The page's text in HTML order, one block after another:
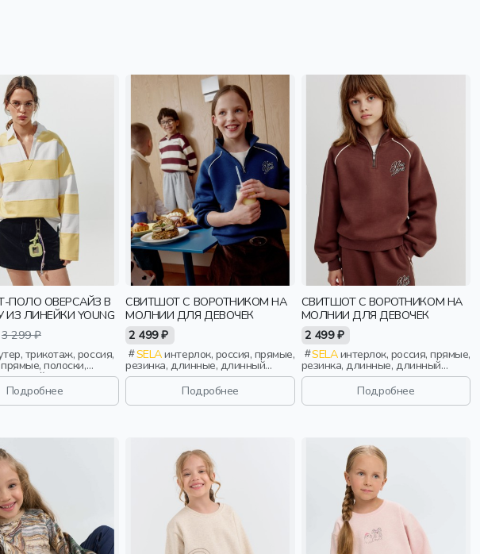
ПОЛО ОВЕРСАЙЗ В
ПОЛОСКУ ИЗ ЛИНЕЙКИ YOUNG
3 299 ₽
полоски,
рукав,
воротник, девочки,
Подробнее
СВИТШОТ С ВОРОТНИКОМ НА
МОЛНИИ ДЛЯ ДЕВОЧЕК
2 499 ₽
SELAинтерлок, россия, прямые,
резинка, длинные, длинный
рукав, молния, ворот, манжета,
свободные, вышивка, воротник,
девочки, детиПодробнее
СВИТШОТ С ВОРОТНИКОМ НА
МОЛНИИ ДЛЯ ДЕВОЧЕК
2 499 ₽
SELAинтерлок, россия, прямые,
резинка, длинные, длинный
рукав, молния, ворот, манжета,
свободные, вышивка, воротник,
девочки, детиПодробнее